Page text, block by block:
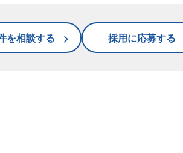
を相談する 採用に応募する